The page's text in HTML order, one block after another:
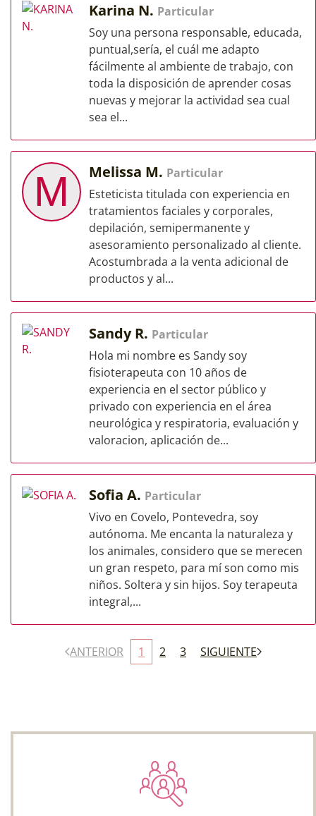
Karina N. Particular
Soy una persona responsable, educada,
puntual,sería, el cuál me adapto
fácilmente al ambiente de trabajo, con
toda la disposición de aprender cosas
nuevas y mejorar la actividad sea cual
sea el...
M Melissa M. Particular
Esteticista titulada con experiencia en
tratamientos faciales y corporales,
depilación, semipermanente y
asesoramiento personalizado al cliente.
Acostumbrada a la venta adicional de
productos y al...
Sandy R. Particular
Hola mi nombre es Sandy soy
fisioterapeuta con 10 años de
experiencia en el sector público y
privado con experiencia en el área
neurológica y respiratoria, evaluación y
valoracion, aplicación de...
Sofia A. Particular
Vivo en Covelo, Pontevedra, soy
autónoma. Me encanta la naturaleza y
los animales, considero que se merecen
un gran respeto, para mí son como mis
niños. Soltera y sin hijos. Soy terapeuta
integral,...
ANTERIOR 1 2 3 SIGUIENTE